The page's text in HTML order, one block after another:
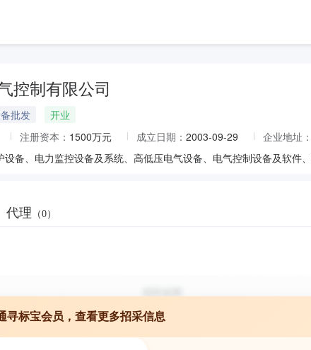
控制有限公司
批发
开业
注册资本： 1500万元 成立日期： 2003-09-29 企业地址：
代理 （0）
寻标宝会员，查看更多招采信息